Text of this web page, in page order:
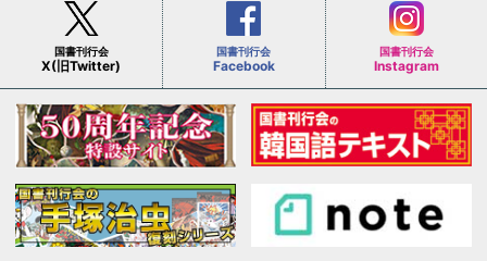
国書刊行会
X(旧Twitter)
国書刊行会
Facebook
国書刊行会
Instagram